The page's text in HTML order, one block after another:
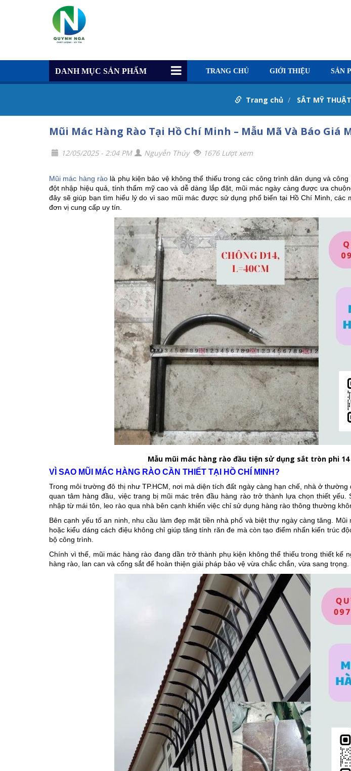
DANH MỤC SẢN PHẨM TRANG CHỦ GIỚI THIỆU SẢN
Trang chủ SẮT MỸ THUẬT
Mũi Mác Hàng Rào Tại Hồ Chí Minh – Mẫu Mã Và Báo Giá
12/05/2025 - 2:04 PM Nguyễn Thúy 1676 Lượt xem
Mũi mác hàng ràolà phụ kiện bảo vệ không thể thiếu trong các công trình dân dụng và
đột nhập hiệu quả, tính thẩm mỹ cao và dễ dàng lắp đặt, mũi mác ngày càng được ưa
đây sẽ giúp bạn tìm hiểu lý do vì sao mũi mác được sử dụng phổ biến tại Hồ Chí Minh, các
đơn vị cung cấp uy tín.
Mẫu mũi mác hàng rào đầu tiện sử dụng sắt tròn phi 14
VÌ SAO MŨI MÁC HÀNG RÀO CẦN THIẾT TẠI HỒ CHÍ MINH?
Trong môi trường đô thị như TP.HCM, nơi mà diện tích đất ngày càng hạn chế, nhà ở
quan tâm hàng đầu, việc trang bị mũi mác trên đầu hàng rào trở thành lựa chọn thiết
nhập từ mái tôn, leo rào qua nhà bên cạnh khiến việc chỉ sử dụng hàng rào thông thường
Bên cạnh yếu tố an ninh, nhu cầu làm đẹp mặt tiền nhà phố và biệt thự ngày càng tăng.
hoặc kiểu dáng cách điệu không chỉ giúp tăng tính răn đe mà còn tạo điểm nhấn kiến trúc
bộ công trình.
Chính vì thế, mũi mác hàng rào đang dần trở thành phụ kiện không thể thiếu trong thiết kế
hàng rào, lan can và cổng sắt để hoàn thiện giải pháp bảo vệ vừa chắc chắn, vừa sang trọng.